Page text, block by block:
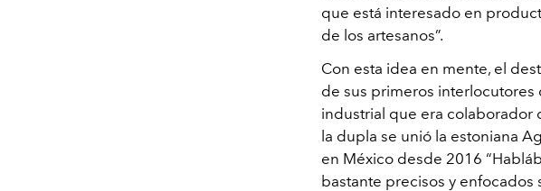
que está interesado en
de los artesanos”.
Con esta idea en mente, el
de sus primeros
industrial que era colaborador
la dupla se unió la estoniana
en México desde 2016
bastante precisos y enfocados